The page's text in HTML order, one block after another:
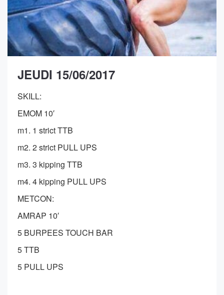
JEUDI 15/06/2017
SKILL:
EMOM 10′
m1. 1 strict TTB
m2. 2 strict PULL UPS
m3. 3 kipping TTB
m4. 4 kipping PULL UPS
METCON:
AMRAP 10′
5 BURPEES TOUCH BAR
5 TTB
5 PULL UPS